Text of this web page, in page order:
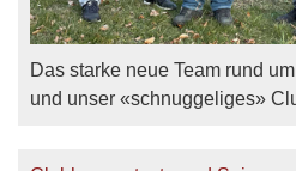
Das starke neue Team rund
und unser «schnuggeliges»